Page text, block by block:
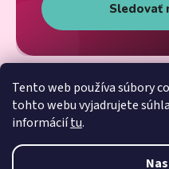
Tento web používa súbory
tohto webu vyjadrujete
informáciítu.
Sledovať